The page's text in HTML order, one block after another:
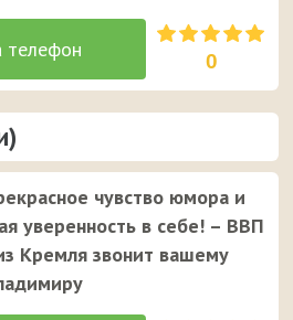
0
чувство юмора и
уверенность в себе! – ВВП
Кремля звонит вашему